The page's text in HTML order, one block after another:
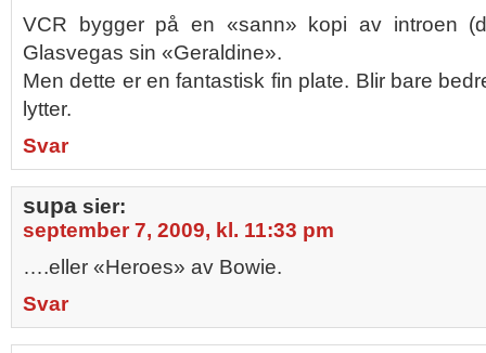
VCR bygger på en «sann» kopi av introen
Glasvegas sin «Geraldine».
Men dette er en fantastisk fin plate. Blir bare
lytter.
Svar
supa sier:
september 7, 2009, kl. 11:33 pm
….eller «Heroes» av Bowie.
Svar